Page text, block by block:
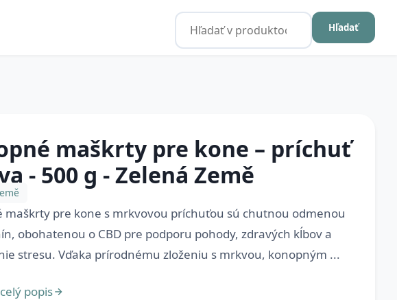
Hľadať
maškrty pre kone – príchuť
- 500 g - Zelená Země
maškrty pre kone s mrkvovou príchuťou sú chutnou odmenou
obohatenou o CBD pre podporu pohody, zdravých kĺbov a
stresu. Vďaka prírodnému zloženiu s mrkvou, konopným ...
popis